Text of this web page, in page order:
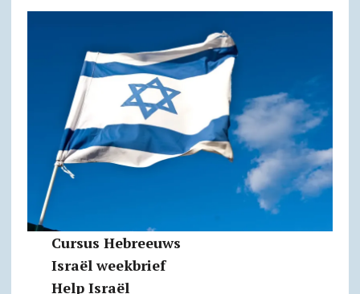
Cursus Hebreeuws
Israël weekbrief
Help Israël